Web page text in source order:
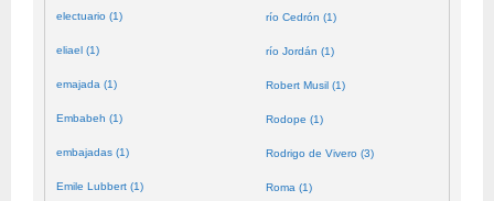
electuario (1)
eliael (1)
emajada (1)
Embabeh (1)
embajadas (1)
Emile Lubbert (1)
río Cedrón (1)
río Jordán (1)
Robert Musil (1)
Rodope (1)
Rodrigo de Vivero (3)
Roma (1)